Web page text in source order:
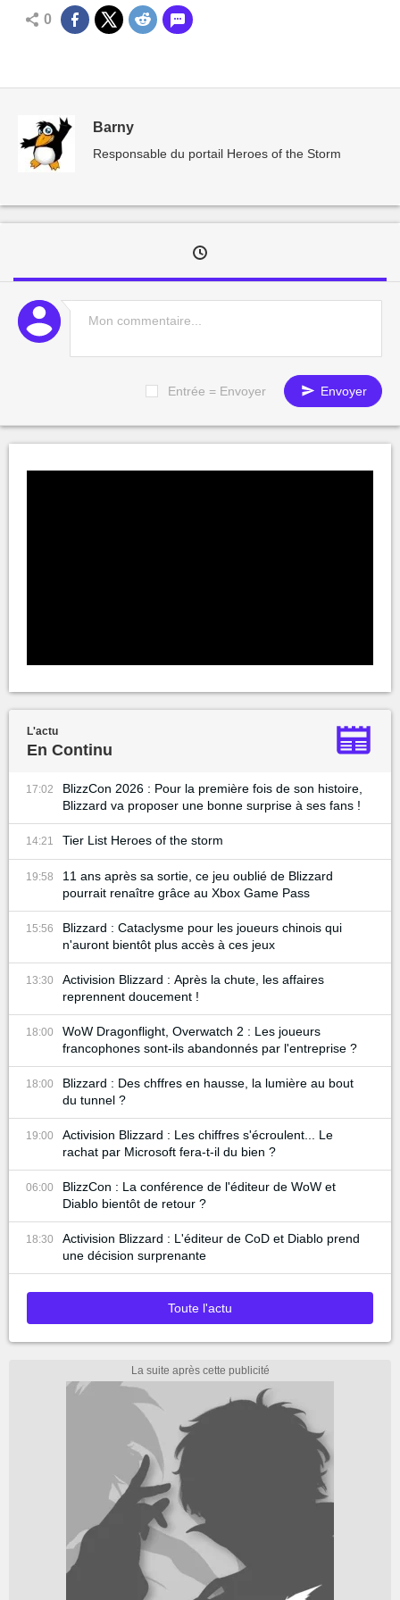
0
Barny
Responsable du portail Heroes of the Storm
Entrée = Envoyer Envoyer
L'actu
En Continu
17:02
BlizzCon 2026 : Pour la première fois de son histoire,
Blizzard va proposer une bonne surprise à ses fans !
14:21 Tier List Heroes of the storm
19:58
11 ans après sa sortie, ce jeu oublié de Blizzard
pourrait renaître grâce au Xbox Game Pass
15:56
Blizzard : Cataclysme pour les joueurs chinois qui
n'auront bientôt plus accès à ces jeux
13:30
Activision Blizzard : Après la chute, les affaires
reprennent doucement !
18:00
WoW Dragonflight, Overwatch 2 : Les joueurs
francophones sont-ils abandonnés par l'entreprise ?
18:00
Blizzard : Des chffres en hausse, la lumière au bout
du tunnel ?
19:00
Activision Blizzard : Les chiffres s'écroulent... Le
rachat par Microsoft fera-t-il du bien ?
06:00
BlizzCon : La conférence de l'éditeur de WoW et
Diablo bientôt de retour ?
18:30
Activision Blizzard : L'éditeur de CoD et Diablo prend
une décision surprenante
Toute l'actu